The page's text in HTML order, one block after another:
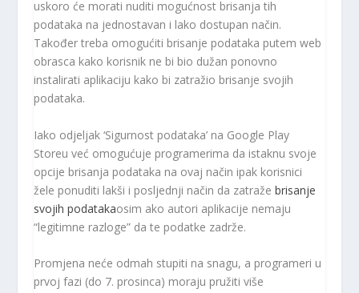
uskoro će morati nuditi mogućnost brisanja tih
podataka na jednostavan i lako dostupan način.
Također treba omogućiti brisanje podataka putem web
obrasca kako korisnik ne bi bio dužan ponovno
instalirati aplikaciju kako bi zatražio brisanje svojih
podataka.
Iako odjeljak ‘Sigurnost podataka’ na Google Play
Storeu već omogućuje programerima da istaknu svoje
opcije brisanja podataka na ovaj način ipak korisnici
žele ponuditi lakši i posljednji način da zatražebrisanje
svojih podatakaosim ako autori aplikacije nemaju
“legitimne razloge” da te podatke zadrže.
Promjena neće odmah stupiti na snagu, a programeri u
prvoj fazi (do 7. prosinca) moraju pružiti više